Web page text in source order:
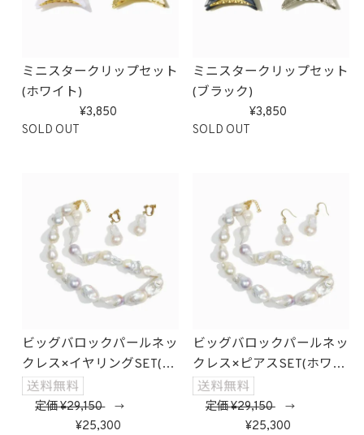
ミニスタークリップセット
(ホワイト)
3,850
SOLD OUT
ミニスタークリップセット
(ブラック)
3,850
SOLD OUT
ビッグバロックパールネッ
クレス×イヤリングSET(ホ
ワイト)
定価 29,150→
25,300
ビッグバロックパールネッ
クレス×ピアスSET(ホワイ
ト)
定価 29,150→
25,300